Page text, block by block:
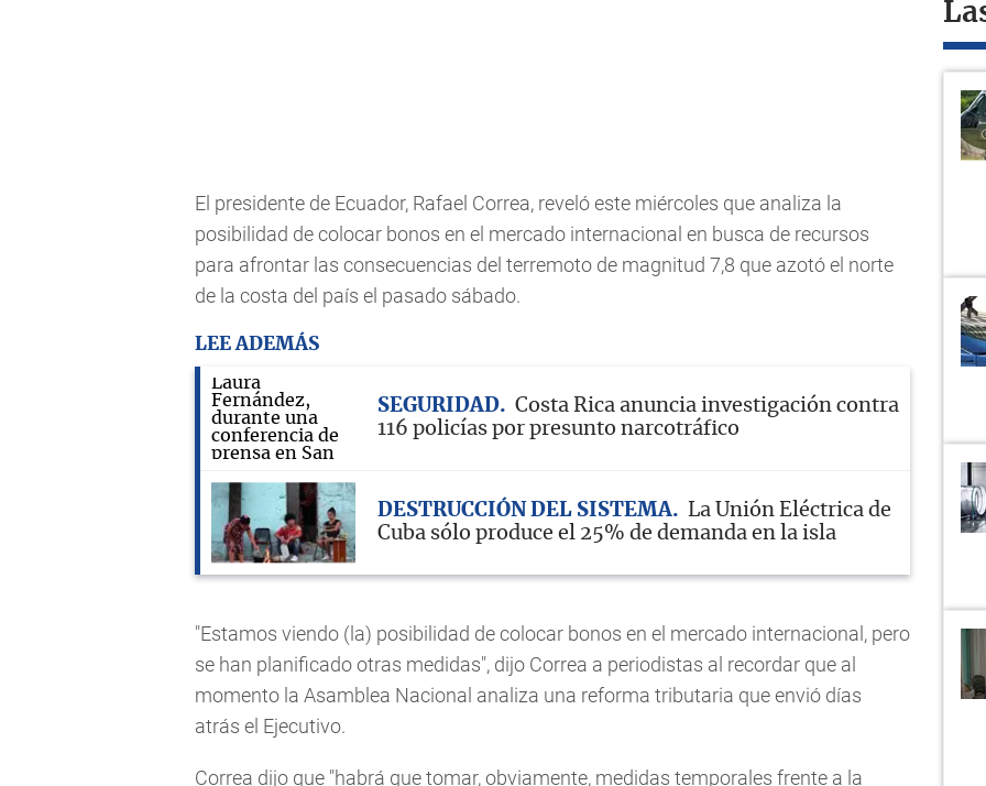
El presidente de Ecuador, Rafael Correa, reveló este miércoles que analiza la
posibilidad de colocar bonos en el mercado internacional en busca de recursos
para afrontar las consecuencias del terremoto de magnitud 7,8 que azotó el norte
de la costa del país el pasado sábado.
LEE ADEMÁS
SEGURIDAD
Costa Rica anuncia investigación contra
116 policías por presunto narcotráfico
DESTRUCCIÓN DEL SISTEMA
La Unión Eléctrica de
Cuba sólo produce el 25% de demanda en la isla
"Estamos viendo (la) posibilidad de colocar bonos en el mercado internacional, pero
se han planificado otras medidas", dijo Correa a periodistas al recordar que al
momento la Asamblea Nacional analiza una reforma tributaria que envió días
atrás el Ejecutivo.
Correa dijo que "habrá que tomar, obviamente, medidas temporales frente a la